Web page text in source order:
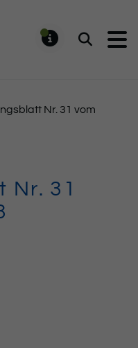
Suchen
Nr. 31 vom
Nr. 31